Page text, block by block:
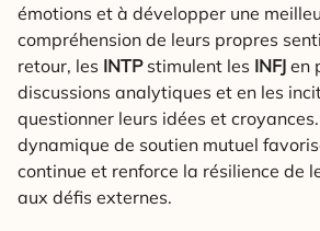
émotions et à développer une
compréhension de leurs propres
retour, les INTPstimulent les INFJ en
discussions analytiques et en les
questionner leurs idées et
dynamique de soutien mutuel
continue et renforce la résilience de
aux défis externes.